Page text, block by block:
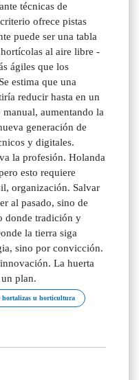
técnicas de
ofrece pistas
puede ser una tabla
al aire libre -
ágiles que los
estima que una
reducir hasta en un
manual, aumentando la
generación de
y digitales.
la profesión. Holanda
esto requiere
organización. Salvar
al pasado, sino de
donde tradición y
la tierra siga
sino por convicción.
La huerta
plan.
hortalizas u horticultura